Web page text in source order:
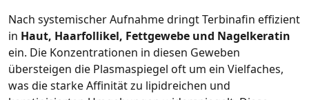
Nach systemischer Aufnahme dringt Terbinafin effizient
in Haut, Haarfollikel, Fettgewebe und Nagelkeratin
ein. Die Konzentrationen in diesen Geweben
übersteigen die Plasmaspiegel oft um ein Vielfaches,
was die starke Affinität zu lipidreichen und